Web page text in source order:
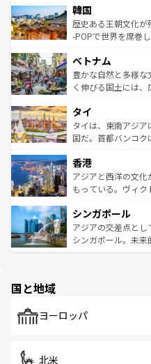
はコンテンツ一覧
いる。アクティビテ
ビング、ハイキング
い。オーストラリ
参照してほしい。
ン）、静ひつな山岳
と山間の静けさが
驚きをもたらしてく
容にもいいと評判の
が味わえ
照してほしい。
韓国
歴史ある王朝文化
-POPで世界を席巻
き、地方に足を延ば
できる。そして、
まで、さまざまな
リティに包まれなが
覧を参照してほしい
ベトナム
豊かな自然と多様
く伸びる国土には
急速な発展と共に伝
ーチミン市のフラン
醸し出している。
とつ。フォーやバイ
ひ現地で味わいた
が旅行者を迎えて
参照してほしい。
タイ
タイは、東南アジア
国だ。首都バンコ
の活気が交差してい
帯で自然と触れ合
いビーチでリゾー
激する。気候は一年
が待っている。親
た文化、そして多
香港
アジアと西洋の文
もっている。ヴィ
み、どこを訪れても
ており、効率よく
うな絶景から文化
シンガポール
アジアの交差点と
シンガポール。未
で、ホーカーズは地
国と地域
ヨーロッパ
北米